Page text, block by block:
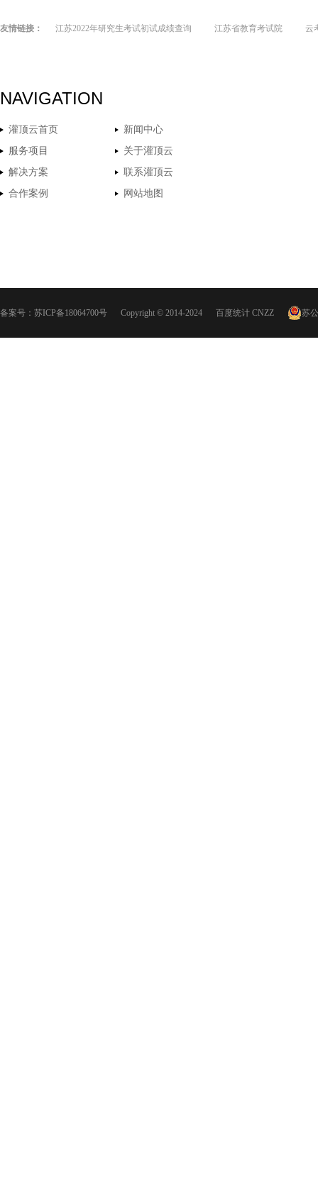
友情链接： 江苏2022年研究生考试初试成绩查询 江苏省教育考试院 云
NAVIGATION
灌顶云首页
新闻中心
服务项目
关于灌顶云
解决方案
联系灌顶云
合作案例
网站地图
备案号： 苏ICP备18064700号 Copyright © 2014-2024 百度统计 CNZZ 苏